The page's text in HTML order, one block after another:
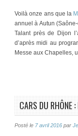
Voilà onze ans que la
annuel à Autun
Talant près de Dijon
d’après midi au
Messe aux Chapelles,
CARS DU RHÔNE
Posté le 7 avril 2016 par